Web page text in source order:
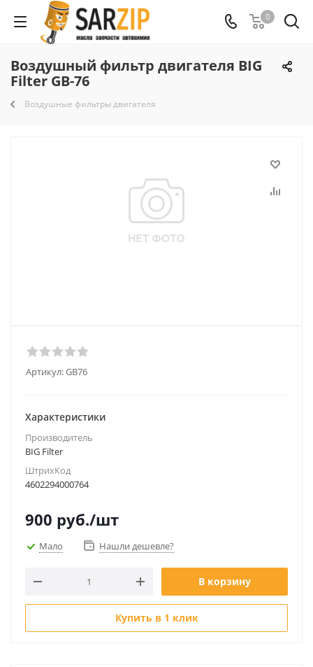
0
Воздушный фильтр двигателя BIG
Filter GB-76
Воздушные фильтры двигателя
Артикул:GB76
Характеристики
Производитель
BIG Filter
ШтрихКод
4602294000764
900 руб./шт
Мало Нашли дешевле?
В корзину
Купить в 1 клик